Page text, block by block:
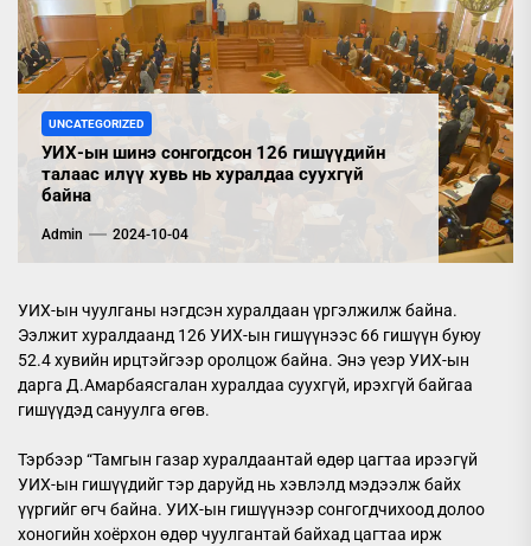
UNCATEGORIZED
УИХ-ын шинэ сонгогдсон 126 гишүүдийн
талаас илүү хувь нь хуралдаа суухгүй
байна
Admin 2024-10-04
УИХ-ын чуулганы нэгдсэн хуралдаан үргэлжилж байна.
Ээлжит хуралдаанд 126 УИХ-ын гишүүнээс 66 гишүүн буюу
52.4 хувийн ирцтэйгээр оролцож байна. Энэ үеэр УИХ-ын
дарга Д.Амарбаясгалан хуралдаа суухгүй, ирэхгүй байгаа
гишүүдэд сануулга өгөв.
Тэрбээр “Тамгын газар хуралдаантай өдөр цагтаа ирээгүй
УИХ-ын гишүүдийг тэр даруйд нь хэвлэлд мэдээлж байх
үүргийг өгч байна. УИХ-ын гишүүнээр сонгогдчихоод долоо
хоногийн хоёрхон өдөр чуулгантай байхад цагтаа ирж